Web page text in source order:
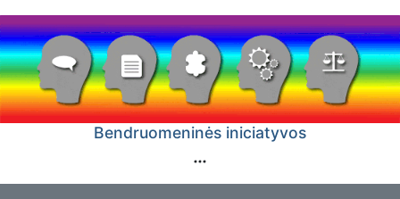
Bendruomeninės iniciatyvos